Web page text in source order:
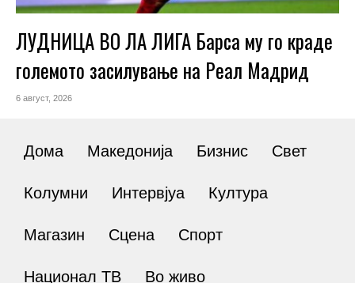
ЛУДНИЦА ВО ЛА ЛИГА Барса му го краде
големото засилување на Реал Мадрид
6 август, 2026
Дома Македонија Бизнис Свет
Колумни Интервјуа Култура
Магазин Сцена Спорт
Национал ТВ Во живо